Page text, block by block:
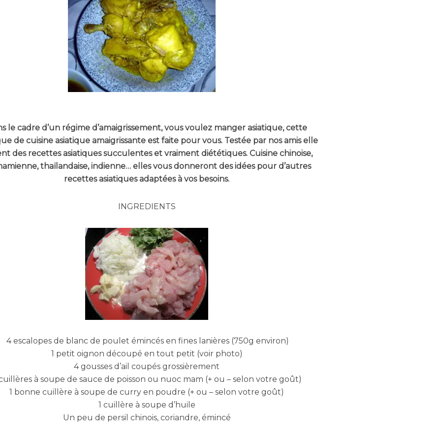
le cadre d’un régime d’amaigrissement, vous voulez manger asiatique, cette
de cuisine asiatique amaigrissante est faite pour vous. Testée par nos amis elle
des recettes asiatiques succulentes et vraiment diététiques. Cuisine chinoise,
thaïlandaise, indienne… elles vous donneront des idées pour d’autres
recettes asiatiques adaptées à vos besoins.
INGREDIENTS
4 escalopes de blanc de poulet émincés en fines lanières (750g environ)
1 petit oignon découpé en tout petit (voir photo)
4 gousses d’ail coupés grossièrement
à soupe de sauce de poisson ou nuoc mam (+ ou – selon votre goût)
1 bonne cuillère à soupe de curry en poudre (+ ou – selon votre goût)
1 cuillère à soupe d’huile
Un peu de persil chinois, coriandre, émincé